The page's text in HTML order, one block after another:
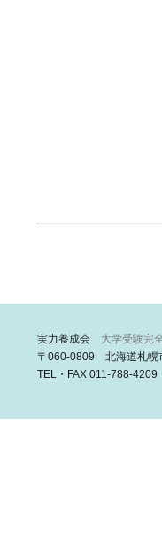
実力養成会 大学受験完
〒060-0809 北海道札幌
TEL・FAX 011-788-